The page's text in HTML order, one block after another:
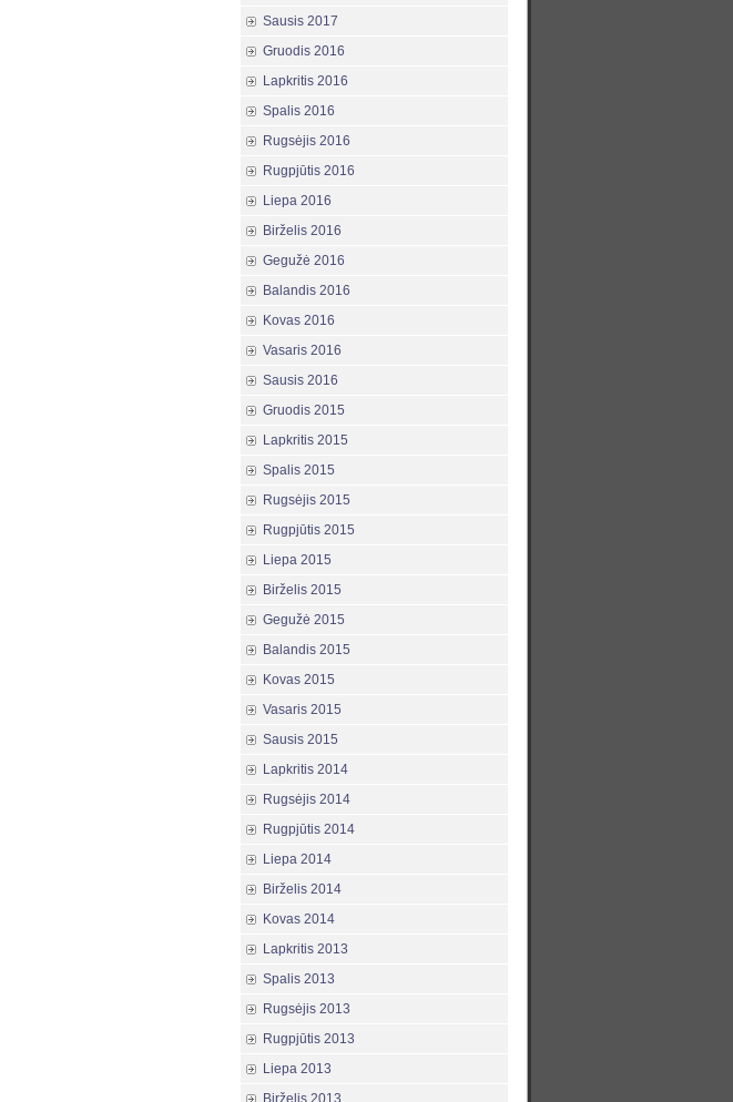
Sausis 2017
Gruodis 2016
Lapkritis 2016
Spalis 2016
Rugsėjis 2016
Rugpjūtis 2016
Liepa 2016
Birželis 2016
Gegužė 2016
Balandis 2016
Kovas 2016
Vasaris 2016
Sausis 2016
Gruodis 2015
Lapkritis 2015
Spalis 2015
Rugsėjis 2015
Rugpjūtis 2015
Liepa 2015
Birželis 2015
Gegužė 2015
Balandis 2015
Kovas 2015
Vasaris 2015
Sausis 2015
Lapkritis 2014
Rugsėjis 2014
Rugpjūtis 2014
Liepa 2014
Birželis 2014
Kovas 2014
Lapkritis 2013
Spalis 2013
Rugsėjis 2013
Rugpjūtis 2013
Liepa 2013
Birželis 2013